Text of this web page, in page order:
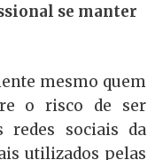
se manter
mesmo quem
o risco de ser
redes sociais da
utilizados pelas